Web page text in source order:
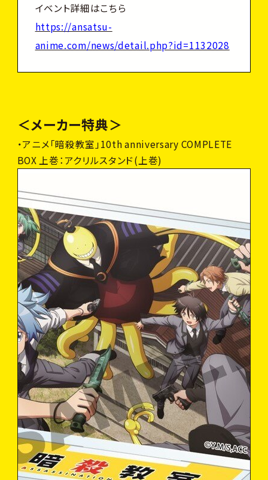
イベント詳細はこちら
https://ansatsu-
anime.com/news/detail.php?id=1132028
＜メーカー特典＞
・アニメ「暗殺教室」10th anniversary COMPLETE
BOX 上巻：アクリルスタンド(上巻)